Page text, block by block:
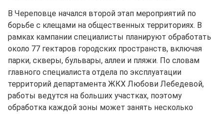
В Череповце начался второй этап мероприятий по
борьбе с клещами на общественных территориях. В
рамках кампании специалисты планируют обработать
около 77 гектаров городских пространств, включая
парки, скверы, бульвары, аллеи и пляжи. По словам
главного специалиста отдела по эксплуатации
территорий департамента ЖКХ Любови Лебедевой,
работы ведутся на больших участках, поэтому
обработка каждой зоны может занять несколько